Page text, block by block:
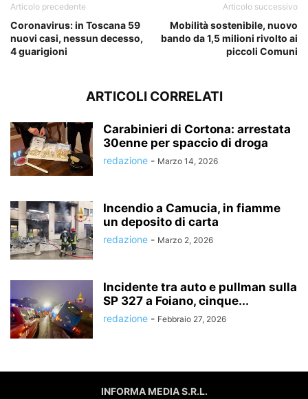
Articolo precedente
Coronavirus: in Toscana 59
nuovi casi, nessun decesso,
4 guarigioni
Articolo successivo
Mobilità sostenibile, nuovo
bando da 1,5 milioni rivolto ai
piccoli Comuni
ARTICOLI CORRELATI
Carabinieri di Cortona: arrestata
30enne per spaccio di droga
redazione - Marzo 14, 2026
Incendio a Camucia, in fiamme
un deposito di carta
redazione - Marzo 2, 2026
Incidente tra auto e pullman sulla
SP 327 a Foiano, cinque...
redazione - Febbraio 27, 2026
INFORMA MEDIA S.R.L.